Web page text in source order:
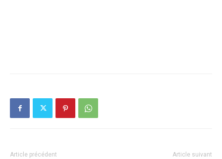
Article précédent Article suivant